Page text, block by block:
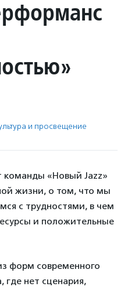
и просвещение
команды «Новый Jazz»
жизни, о том, что мы
с трудностями, в чем
и положительные
форм современного
где нет сценария,